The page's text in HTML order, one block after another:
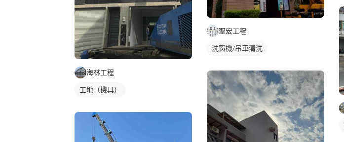
海林工程
工地（機具）
聖宏工程
洗窗機/吊車清洗